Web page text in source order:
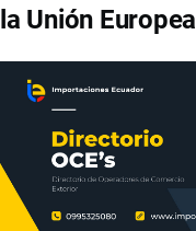
la Unión Europea